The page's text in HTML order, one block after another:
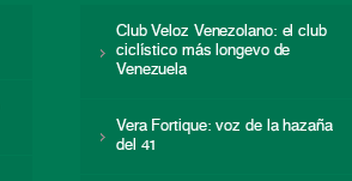
Club Veloz Venezolano: el club
ciclístico más longevo de
Venezuela
Vera Fortique: voz de la hazaña
del 41